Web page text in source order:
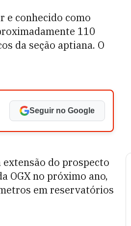
e conhecido como
110
da seção aptiana. O
Seguir no Google
extensão do prospecto
OGX no próximo ano,
em reservatórios